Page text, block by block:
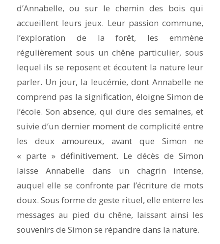
d’Annabelle, ou sur le chemin des bois qui
accueillent leurs jeux. Leur passion commune,
l’exploration de la forêt, les emmène
régulièrement sous un chêne particulier, sous
lequel ils se reposent et écoutent la nature leur
parler. Un jour, la leucémie, dont Annabelle ne
comprend pas la signification, éloigne Simon de
l’école. Son absence, qui dure des semaines, et
suivie d’un dernier moment de complicité entre
les deux amoureux, avant que Simon ne
« parte » définitivement. Le décès de Simon
laisse Annabelle dans un chagrin intense,
auquel elle se confronte par l’écriture de mots
doux. Sous forme de geste rituel, elle enterre les
messages au pied du chêne, laissant ainsi les
souvenirs de Simon se répandre dans la nature.